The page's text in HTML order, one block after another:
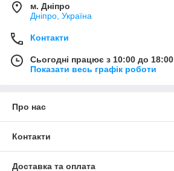
м. Дніпро
Дніпро, Україна
Контакти
Сьогодні працює з 10:00 до 18:00
Показати весь графік роботи
Про нас
Контакти
Доставка та оплата